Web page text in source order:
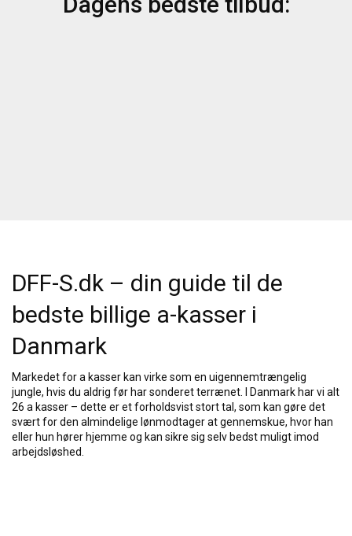
DFF-S.dk – din guide til de
bedste billige a-kasser i
Danmark
Markedet for a kasser kan virke som en uigennemtrængelig
jungle, hvis du aldrig før har sonderet terrænet. I Danmark har vi alt
26 a kasser – dette er et forholdsvist stort tal, som kan gøre det
svært for den almindelige lønmodtager at gennemskue, hvor han
eller hun hører hjemme og kan sikre sig selv bedst muligt imod
arbejdsløshed.